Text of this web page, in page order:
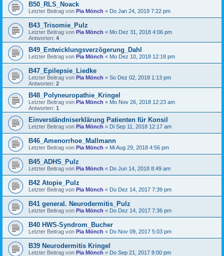
B50_RLS_Noack
Letzter Beitrag von Pia Mönch « Do Jan 24, 2019 7:22 pm
B43_Trisomie_Pulz
Letzter Beitrag von Pia Mönch « Mo Dez 31, 2018 4:06 pm
Antworten: 4
B49_Entwicklungsverzögerung_Dahl
Letzter Beitrag von Pia Mönch « Mo Dez 10, 2018 12:18 pm
B47_Epilepsie_Liedke
Letzter Beitrag von Pia Mönch « So Dez 02, 2018 1:13 pm
Antworten: 2
B48_Polyneuropathie_Kringel
Letzter Beitrag von Pia Mönch « Mo Nov 26, 2018 12:23 am
Antworten: 1
Einverständniserklärung Patienten für Konsil
Letzter Beitrag von Pia Mönch « Di Sep 11, 2018 12:17 am
B46_Amenorrhoe_Mallmann
Letzter Beitrag von Pia Mönch « Mi Aug 29, 2018 4:56 pm
B45_ADHS_Pulz
Letzter Beitrag von Pia Mönch « Do Jun 14, 2018 8:49 am
B42 Atopie_Pulz
Letzter Beitrag von Pia Mönch « Do Dez 14, 2017 7:39 pm
B41 general. Neurodermitis_Pulz
Letzter Beitrag von Pia Mönch « Do Dez 14, 2017 7:36 pm
B40 HWS-Syndrom_Bucher
Letzter Beitrag von Pia Mönch « Do Nov 09, 2017 5:03 pm
B39 Neurodermitis Kringel
Letzter Beitrag von Pia Mönch « Do Sep 21, 2017 8:00 pm